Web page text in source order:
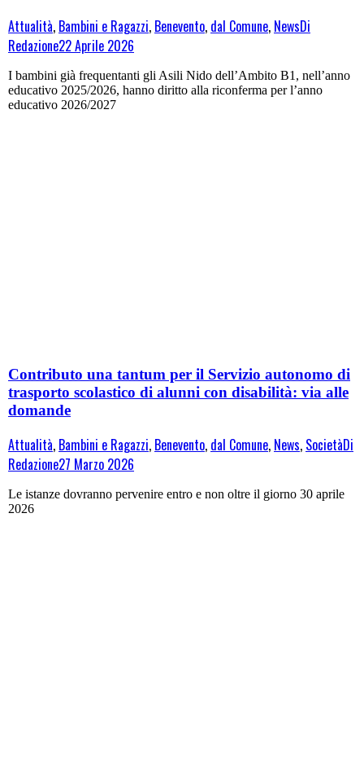
Attualità, Bambini e Ragazzi, Benevento, dal Comune, NewsDi
Redazione22 Aprile 2026
I bambini già frequentanti gli Asili Nido dell’Ambito B1, nell’anno
educativo 2025/2026, hanno diritto alla riconferma per l’anno
educativo 2026/2027
Contributo una tantum per il Servizio autonomo di
trasporto scolastico di alunni con disabilità: via alle
domande
Attualità, Bambini e Ragazzi, Benevento, dal Comune, News, SocietàDi
Redazione27 Marzo 2026
Le istanze dovranno pervenire entro e non oltre il giorno 30 aprile
2026